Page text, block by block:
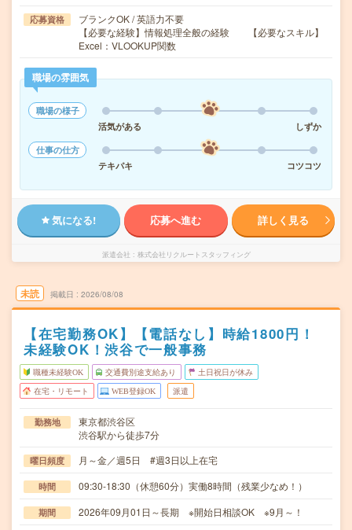
応募資格
ブランクOK / 英語力不要
【必要な経験】情報処理全般の経験 【必要なスキル】
Excel：VLOOKUP関数
職場の雰囲気
職場の様子
活気がある
しずか
仕事の仕方
テキパキ
コツコツ
気になる! 応募へ進む 詳しく見る
派遣会社 株式会社リクルートスタッフィング
未読 掲載日 2026/08/08
【在宅勤務OK】【電話なし】時給1800円！
未経験OK！渋谷で一般事務
職種未経験OK 交通費別途支給あり 土日祝日が休み
在宅・リモート WEB登録OK 派遣
勤務地
東京都渋谷区
渋谷駅から徒歩7分
曜日頻度 月～金／週5日 #週3日以上在宅
時間 09:30-18:30（休憩60分）実働8時間（残業少なめ！）
期間 2026年09月01日～長期 ※開始日相談OK ※9月～！